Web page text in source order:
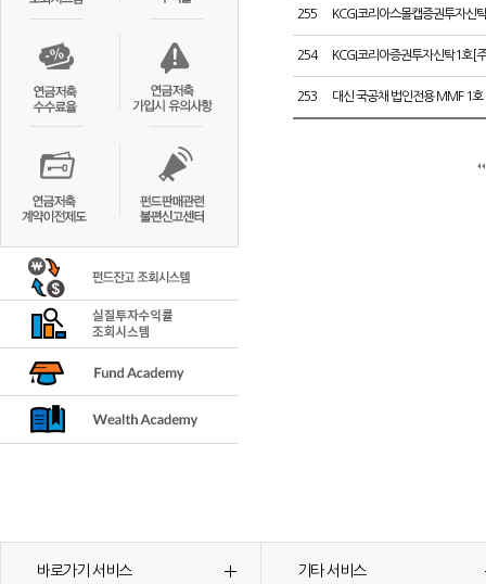
255 KCGI코리아스몰캡증권투자신
254 KCGI코리아증권투자신탁1호[
253 대신 국공채 법인전용 MMF 1호
바로가기 서비스 기타 서비스